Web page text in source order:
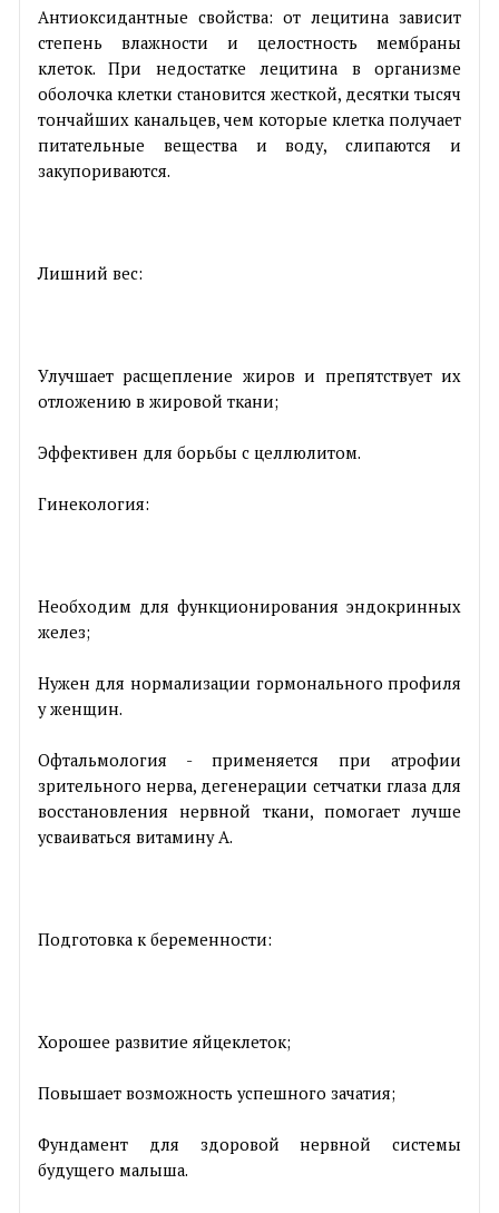
Антиоксидантные свойства: от лецитина зависит
степень влажности и целостность мембраны
клеток. При недостатке лецитина в организме
оболочка клетки становится жесткой, десятки тысяч
тончайших канальцев, чем которые клетка получает
питательные вещества и воду, слипаются и
закупориваются.
Лишний вес:
Улучшает расщепление жиров и препятствует их
отложению в жировой ткани;
Эффективен для борьбы с целлюлитом.
Гинекология:
Необходим для функционирования эндокринных
желез;
Нужен для нормализации гормонального профиля
у женщин.
Офтальмология - применяется при атрофии
зрительного нерва, дегенерации сетчатки глаза для
восстановления нервной ткани, помогает лучше
усваиваться витамину А.
Подготовка к беременности:
Хорошее развитие яйцеклеток;
Повышает возможность успешного зачатия;
Фундамент для здоровой нервной системы
будущего малыша.